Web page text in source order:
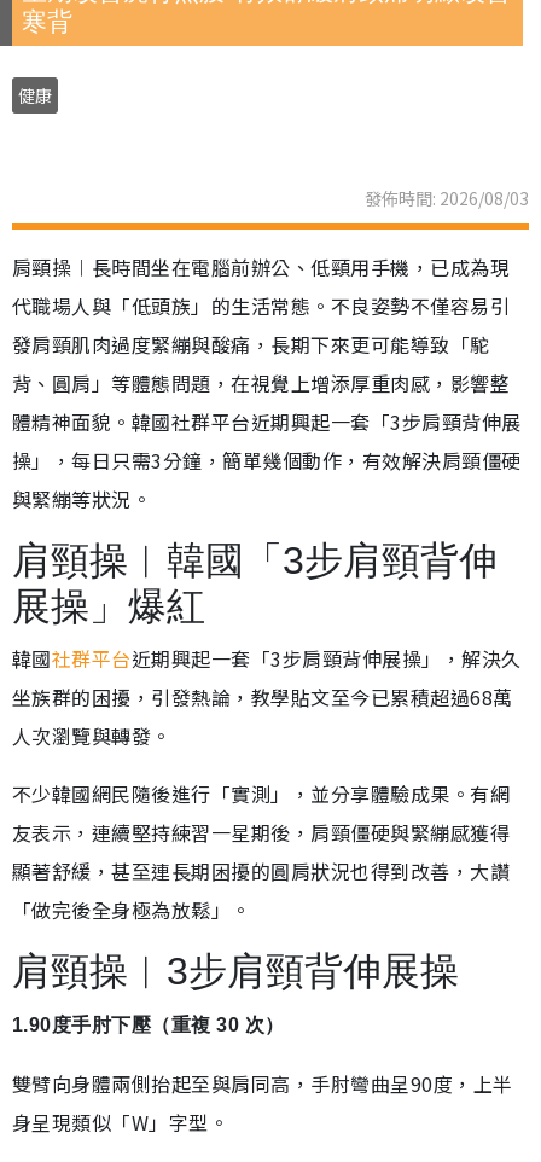
寒背
健康
發佈時間: 2026/08/03
肩頸操︱長時間坐在電腦前辦公、低頸用手機，已成為現
代職場人與「低頭族」的生活常態。不良姿勢不僅容易引
發肩頸肌肉過度緊繃與酸痛，長期下來更可能導致「駝
背、圓肩」等體態問題，在視覺上增添厚重肉感，影響整
體精神面貌。韓國社群平台近期興起一套「3步肩頸背伸展
操」，每日只需3分鐘，簡單幾個動作，有效解決肩頸僵硬
與緊繃等狀況。
肩頸操︱韓國「3步肩頸背伸
展操」爆紅
韓國社群平台近期興起一套「3步肩頸背伸展操」，解決久
坐族群的困擾，引發熱論，教學貼文至今已累積超過68萬
人次瀏覽與轉發。
不少韓國網民隨後進行「實測」，並分享體驗成果。有網
友表示，連續堅持練習一星期後，肩頸僵硬與緊繃感獲得
顯著舒緩，甚至連長期困擾的圓肩狀況也得到改善，大讚
「做完後全身極為放鬆」。
肩頸操︱3步肩頸背伸展操
1.90度手肘下壓（重複 30 次）
雙臂向身體兩側抬起至與肩同高，手肘彎曲呈90度，上半
身呈現類似「W」字型。